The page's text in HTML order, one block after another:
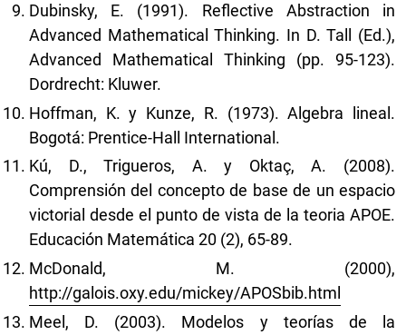
Dubinsky, E. (1991). Reflective Abstraction in
Advanced Mathematical Thinking. In D. Tall (Ed.),
Advanced Mathematical Thinking (pp. 95-123).
Dordrecht: Kluwer.
Hoffman, K. y Kunze, R. (1973). Algebra lineal.
Bogotá: Prentice-Hall International.
Kú, D., Trigueros, A. y Oktaç, A. (2008).
Comprensión del concepto de base de un espacio
victorial desde el punto de vista de la teoria APOE.
Educación Matemática 20 (2), 65-89.
McDonald, M. (2000),
http://galois.oxy.edu/mickey/APOSbib.html
Meel, D. (2003). Modelos y teorías de la